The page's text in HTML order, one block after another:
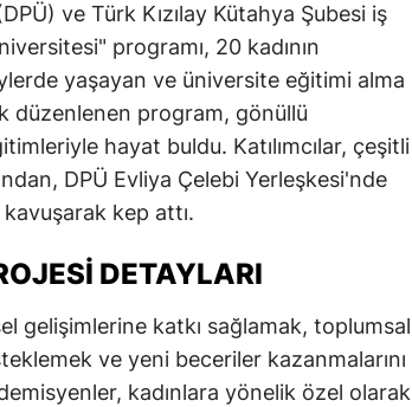
ve Türk Kızılay Kütahya Şubesi iş
programı, 20 kadının
yaşayan ve üniversite eğitimi alma
düzenlenen program, gönüllü
hayat buldu. Katılımcılar, çeşitli
DPÜ Evliya Çelebi Yerleşkesi'nde
kep attı.
DETAYLARI
gelişimlerine katkı sağlamak, toplumsal
ve yeni beceriler kazanmalarını
kadınlara yönelik özel olarak